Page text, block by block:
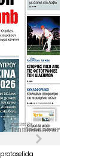
protoselida